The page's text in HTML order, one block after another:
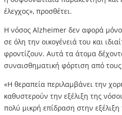
έλεγχος», προσθέτει.
Η νόσος Alzheimer δεν αφορά
σε όλη την οικογένειά του και
φροντίζουν. Αυτά τα άτομα
συναισθηματική φόρτιση από τους
«Η θεραπεία περιλαμβάνει την
καθυστερούν την εξέλιξη της
πολύ μικρή επίδραση στην